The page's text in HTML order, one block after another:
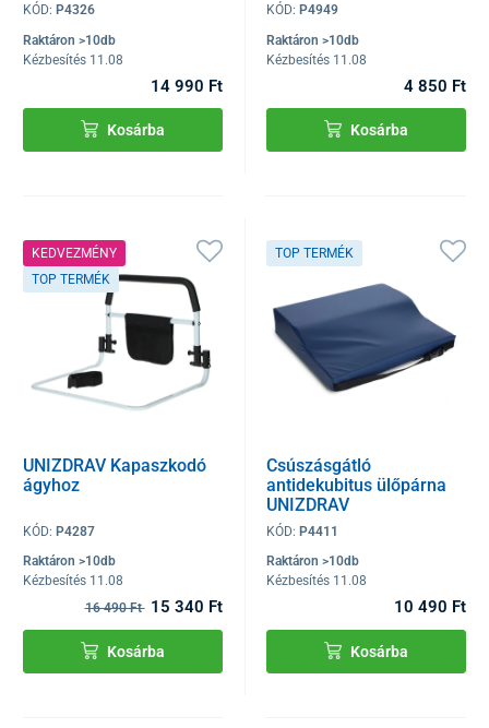
KÓD: P4326
Raktáron >10db
Kézbesítés 11.08
14 990 Ft
Kosárba
KÓD:P4949
Raktáron >10db
Kézbesítés 11.08
4 850 Ft
Kosárba
KEDVEZMÉNY
TOP TERMÉK
UNIZDRAV Kapaszkodó
ágyhoz
KÓD: P4287
Raktáron >10db
Kézbesítés 11.08
16 490 Ft 15 340 Ft
Kosárba
TOP TERMÉK
Csúszásgátló
antidekubitus ülőpárna
UNIZDRAV
KÓD:P4411
Raktáron >10db
Kézbesítés 11.08
10 490 Ft
Kosárba